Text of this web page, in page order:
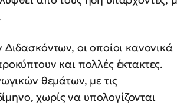
οι οποίοι κανονικά
και πολλές έκτακτες.
θεμάτων, με τις
χωρίς να υπολογίζονται